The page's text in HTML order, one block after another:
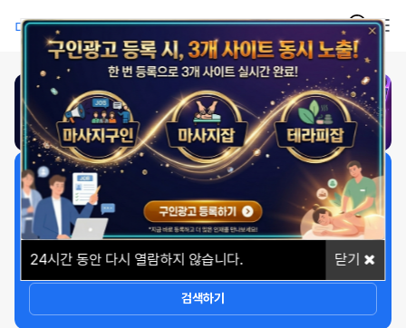
24시간 동안 다시 열람하지 않습니다. 닫기
1
일자리 빠르게 찾기
상세옵션
검색하기